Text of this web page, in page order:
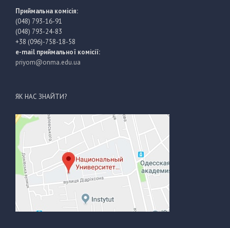
Приймальна комісія:
(048) 793-16-91
(048) 793-24-83
+38 (096)-758-18-58
e-mail приймальної комісії:
priyom@onma.edu.ua
ЯК НАС ЗНАЙТИ?